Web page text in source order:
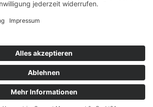
Newsletter AGB Datenschutz
Cookie Einstellungen